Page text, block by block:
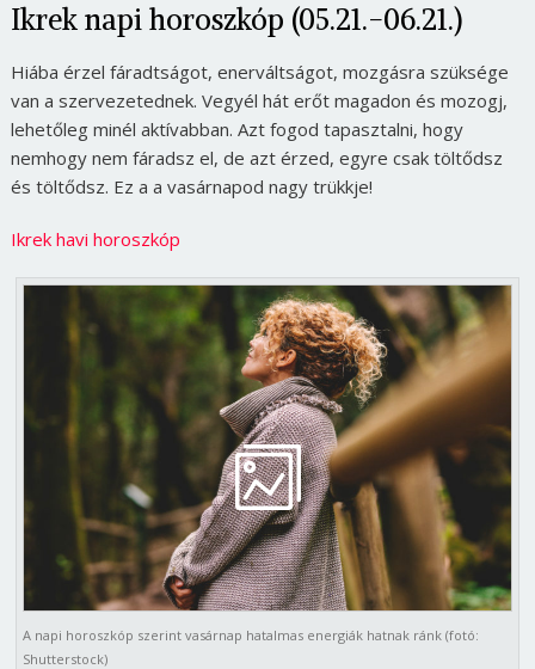
Ikrek napi horoszkóp (05.21.-06.21.)
Hiába érzel fáradtságot, enerváltságot, mozgásra szüksége
van a szervezetednek. Vegyél hát erőt magadon és mozogj,
lehetőleg minél aktívabban. Azt fogod tapasztalni, hogy
nemhogy nem fáradsz el, de azt érzed, egyre csak töltődsz
és töltődsz. Ez a a vasárnapod nagy trükkje!
Ikrek havi horoszkóp
A napi horoszkóp szerint vasárnap hatalmas energiák hatnak ránk (fotó:
Shutterstock)